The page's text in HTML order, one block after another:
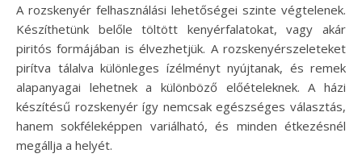
A rozskenyér felhasználási lehetőségei szinte végtelenek.
Készíthetünk belőle töltött kenyérfalatokat, vagy akár
piritós formájában is élvezhetjük. A rozskenyérszeleteket
pirítva tálalva különleges ízélményt nyújtanak, és remek
alapanyagai lehetnek a különböző előételeknek. A házi
készítésű rozskenyér így nemcsak egészséges választás,
hanem sokféleképpen variálható, és minden étkezésnél
megállja a helyét.